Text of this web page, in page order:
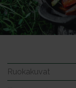
Ruokakuvat